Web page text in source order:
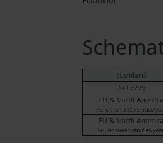
Standard
ISO 3779
EU & North America
more than 500 vehicles/
EU & North America
500 or fewer vehicles/year